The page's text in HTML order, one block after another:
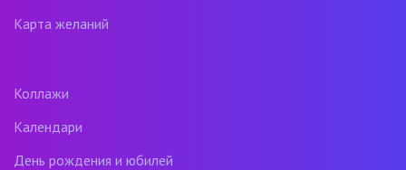
Карта желаний
Коллажи
Календари
День рождения и юбилей